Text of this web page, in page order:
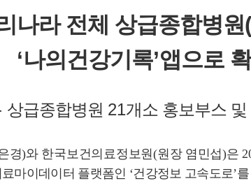
나라 전체 상급종합병원
‘나의건강기록’앱으로
상급종합병원 21개소 홍보부스
경)와 한국보건의료정보원(원장 염민섭)은
마이데이터 플랫폼인 ‘건강정보 고속도로’